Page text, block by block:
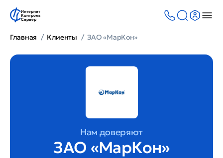
Интернет
Контроль
Сервер
Главная Клиенты ЗАО «МарКон»
Нам доверяют
ЗАО «МарКон»